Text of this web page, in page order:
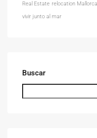
Real Estate relocation Mallorca
vivir junto al mar
Buscar